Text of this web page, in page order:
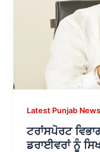
Latest Punjab
ਟਰਾਂਸਪੋਰਟ
ਡਰਾਈਵਰਾਂ ਨੂੰ